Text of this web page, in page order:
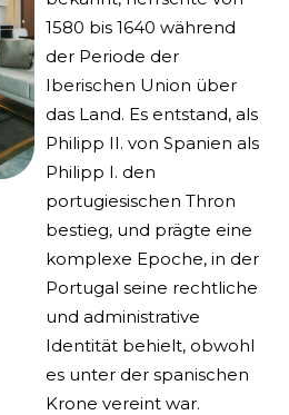
1580 bis 1640 während
der Periode der
Iberischen Union über
das Land. Es entstand, als
Philipp II. von Spanien als
Philipp I. den
portugiesischen Thron
bestieg, und prägte eine
komplexe Epoche, in der
Portugal seine rechtliche
und administrative
Identität behielt, obwohl
es unter der spanischen
Krone vereint war.